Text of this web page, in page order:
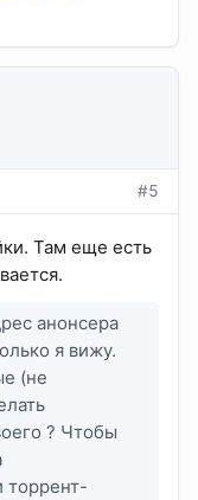
#5
Там еще есть
анонсера
я вижу.
(не
? Чтобы
торрент-